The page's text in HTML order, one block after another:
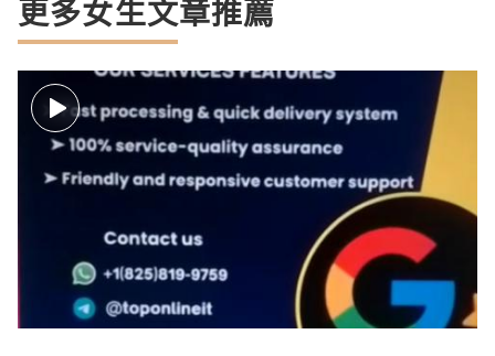
更多女生文章推薦